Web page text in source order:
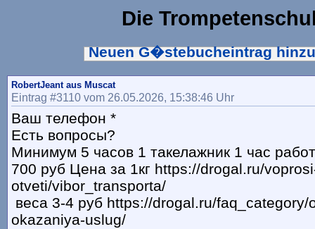
Die
Neuen G�stebucheintrag
RobertJeant aus Muscat
Eintrag #3110 vom 26.05.2026, 15:38:46 Uhr
Ваш телефон *
Есть вопросы?
Минимум 5 часов 1 такелажник 1 час
700 руб Цена за 1кг https://drogal.ru/
otveti/vibor_transporta/
веса 3-4 руб https://drogal.ru/faq_category/
okazaniya-uslug/